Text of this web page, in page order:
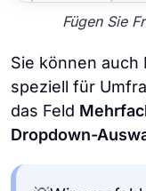
Fügen Sie
Sie können auch
speziell für
das Feld
Dropdown-